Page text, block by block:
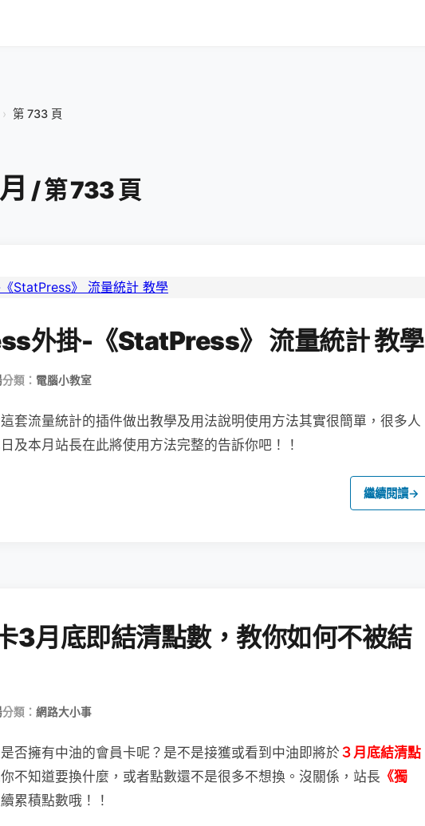
› 第 733 頁
/ 第 733 頁
外掛-《StatPress》 流量統計 教學
分類： 電腦小教室
套流量統計的插件做出教學及用法說明使用方法其實很簡單，很多人
及本月站長在此將使用方法完整的告訴你吧！！
繼續閱讀→
3月底即結清點數，教你如何不被結
分類： 網路大小事
否擁有中油的會員卡呢？ 是不是接獲或看到中油即將於 ３月底結清點
不知道要換什麼，或者點數還不是很多不想換。 沒關係，站長 《獨
累積點數哦！！